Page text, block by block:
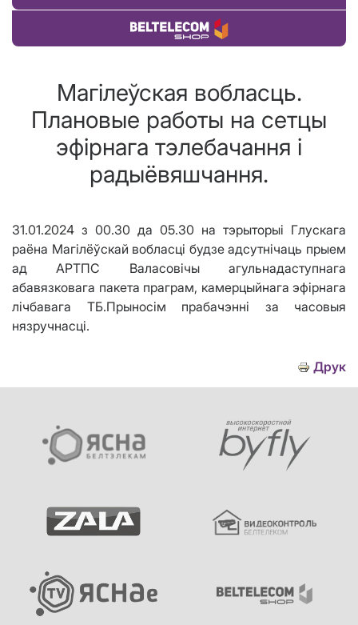
Купіць тавар
Магілеўская вобласць.
Плановые работы на сетцы
эфірнага тэлебачання і
радыёвяшчання.
31.01.2024 з 00.30 да 05.30 на тэрыторыі Глускага
раёна Магілёўскай вобласці будзе адсутнічаць прыем
ад АРТПС Валасовічы агульнадаступнага
абавязковага пакета праграм, камерцыйнага эфірнага
лічбавага ТБ.Прыносім прабачэнні за часовыя
нязручнасці.
Друк